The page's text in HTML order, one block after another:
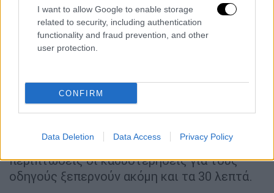
I want to allow Google to enable storage
related to security, including authentication
functionality and fraud prevention, and other
user protection.
CONFIRM
Data Deletion Data Access Privacy Policy
απόγευμα της Κυριακής έως τις 6 το πρωί
της Δευτέρας είχαν περάσει53.568 οχήματα,
ενώ περισσότεροι από50.000 επιβάτες
αναχώρησαν το Σαββατοκύριακο,
Μεγάλη κυκλοφοριακή συμφόρηση αυτή την
ώρα στορεύμα προς Ελευσίνα.Ατελείωτες
είναι οι ουρές των οχημάτων, ενόψει της
εξόδου των Χριστουγέννων σε κάποιες
περιπτώσεις οι καθυστερήσεις για τους
οδηγούς ξεπερνούν ακόμη και τα 30 λεπτά.